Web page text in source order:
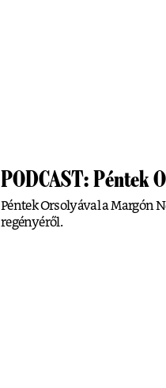
PODCAST: Péntek
Péntek Orsolyával a Margón
regényéről.